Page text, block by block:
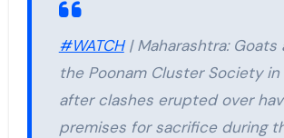
#WATCH| Maharashtra:
the Poonam Cluster Society in
after clashes erupted over
premises for sacrifice during